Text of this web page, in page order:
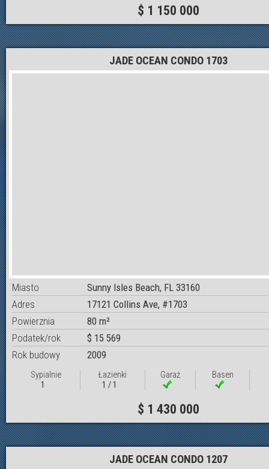
$ 1 150 000
JADE OCEAN CONDO 1703
Miasto
Sunny Isles Beach, FL 33160
Adres
17121 Collins Ave, #1703
Powierznia
80 m²
Podatek/rok
$ 15 569
Rok budowy
2009
Sypialnie
1
Łazienki
1 / 1
Garaż Basen
$ 1 430 000
JADE OCEAN CONDO 1207